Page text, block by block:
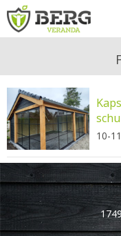
Berg Veranda, uw
Home Zoeken
10-